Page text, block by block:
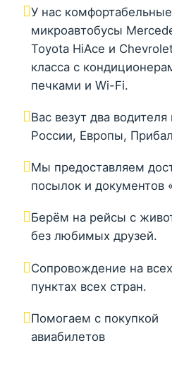
У нас
микроавтобусы
Toyota HiAce и
класса с
печками и Wi-Fi.
Вас везут два
России, Европы,
Мы предоставляем
посылок и документов
Берём на рейсы с
без любимых друзей.
Сопровождение на
пунктах всех стран.
Помогаем с покупкой
авиабилетов